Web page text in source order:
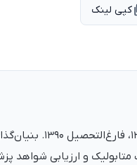
کپی لینک
دکتر علی‌اصغر هنرمند، پزشک با
متابولیک و ارزیابی شواهد